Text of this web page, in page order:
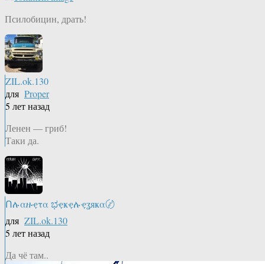
Псилобицин, драть!
ZIL.ok.130
для Proper
5 лет назад
Ленен — гриб!
Таки да.
Ոሉαዙҿτα ಭҿҝҿሉҿʓяҝα〄
для ZIL.ok.130
5 лет назад
Да чё там..